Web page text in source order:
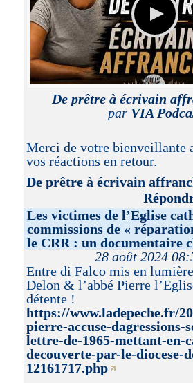
De prêtre à écrivain
par VIA
Merci de votre bienveillante
vos réactions en retour.
De prêtre à écrivain
Les victimes de l’Eglise
commissions de «
le CRR : un documentaire
28 août 2024
Entre di Falco mis en
Delon & l’abbé Pierre
détente !
https://www.ladepeche.fr/
pierre-accuse-dagressions-
lettre-de-1965-mettant-en-
decouverte-par-le-diocese-
12161717.php